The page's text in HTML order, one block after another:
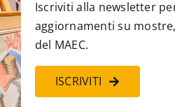
Iscriviti alla newsletter
aggiornamenti su
del MAEC.
ISCRIVITI